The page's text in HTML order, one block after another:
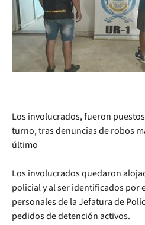
Los involucrados, fueron
turno, tras denuncias de robos
último
Los involucrados quedaron
policial y al ser identificados por
personales de la Jefatura de
pedidos de detención activos.